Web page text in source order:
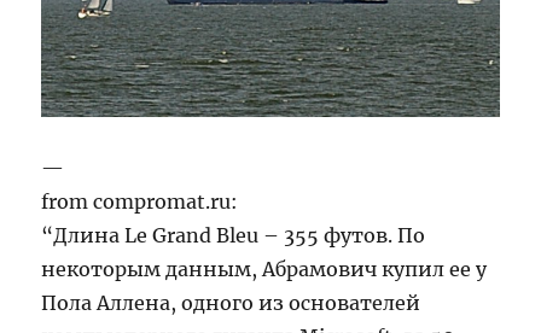
—
from compromat.ru:
“Длина Le Grand Bleu – 355 футов. По
некоторым данным, Абрамович купил ее у
Пола Аллена, одного из основателей